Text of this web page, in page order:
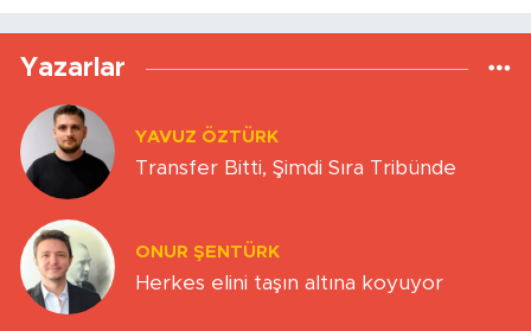
Yazarlar
YAVUZ ÖZTÜRK
Transfer Bitti, Şimdi Sıra Tribünde
ONUR ŞENTÜRK
Herkes elini taşın altına koyuyor